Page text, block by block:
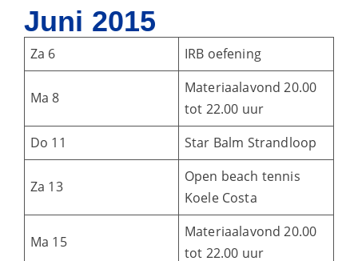
Juni 2015
Za 6 IRB oefening
Ma 8
Materiaalavond 20.00
tot 22.00 uur
Do 11
Star Balm Strandloop
Za 13
Open beach tennis
Koele Costa
Ma 15
Materiaalavond 20.00
tot 22.00 uur